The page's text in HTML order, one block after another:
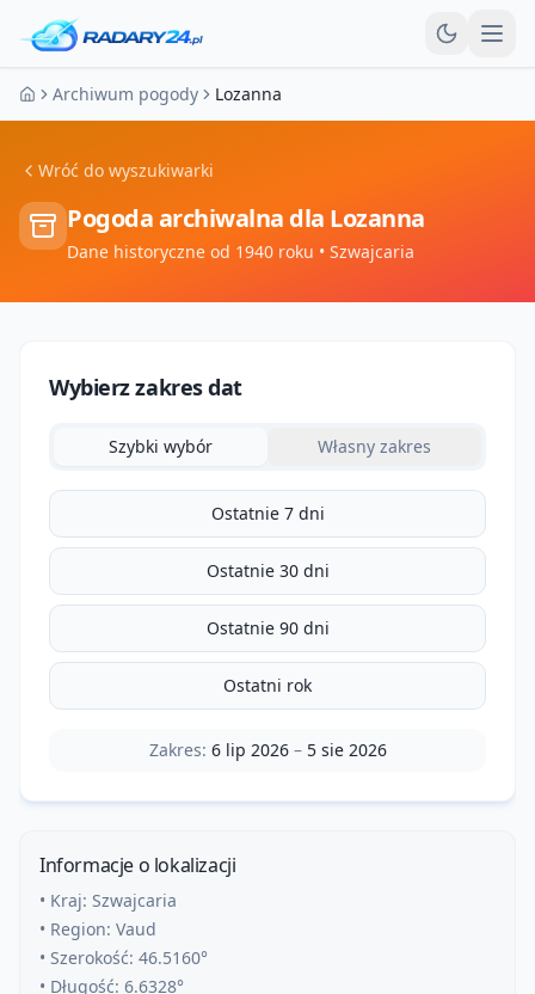
Strona główna
Archiwum pogody Lozanna
Wróć do wyszukiwarki
Pogoda archiwalna dla Lozanna
Dane historyczne od 1940 roku • Szwajcaria
Wybierz zakres dat
Szybki wybór Własny zakres
Ostatnie 7 dni
Ostatnie 30 dni
Ostatnie 90 dni
Ostatni rok
Zakres: 6 lip 2026– 5 sie 2026
Informacje o lokalizacji
• Kraj: Szwajcaria
• Region: Vaud
• Szerokość: 46.5160°
• Długość: 6.6328°